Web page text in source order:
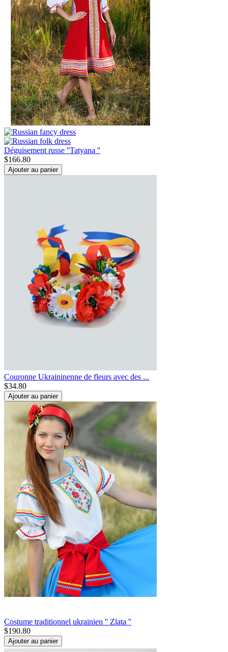
Déguisement russe ''Tatyana ''
$166.80
Ajouter au panier
Couronne Ukraininenne de fleurs avec des ...
$34.80
Ajouter au panier
Costume traditionnel ukrainien '' Zlata ''
$190.80
Ajouter au panier